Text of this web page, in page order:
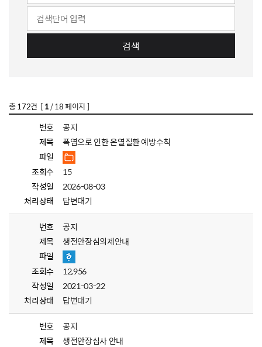
검색
총172건 [ 1/ 18 페이지 ]
번호
공지
제목
폭염으로 인한 온열질환 예방수칙
파일
조회수
15
작성일
2026-08-03
처리상태
답변대기
번호
공지
제목
생전안장심의제안내
파일
조회수
12,956
작성일
2021-03-22
처리상태
답변대기
번호
공지
제목
생전안장심사 안내